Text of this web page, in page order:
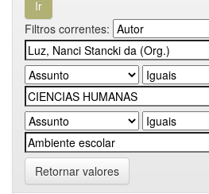
Filtros correntes:
Retornar valores